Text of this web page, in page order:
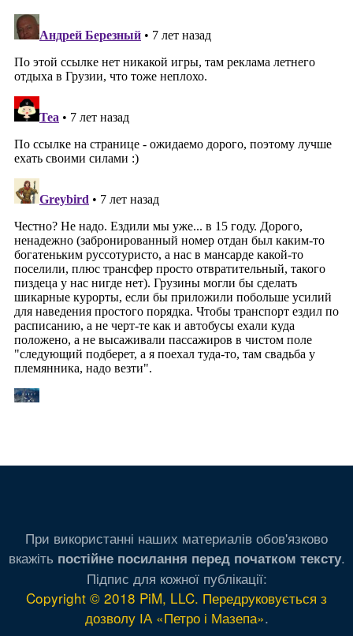
При використанні наших материалів обов'язково
вкажіть постійне посилання перед початком тексту.
Підпис для кожної публікації:
Copyright © 2018 PiM, LLC. Передруковується з
дозволу ІА «Петро і Мазепа».